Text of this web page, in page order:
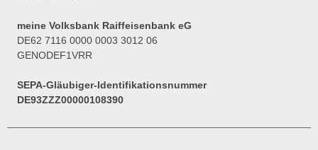
meine Volksbank Raiffeisenbank eG
DE62 7116 0000 0003 3012 06
GENODEF1VRR
SEPA-Gläubiger-Identifikationsnummer
DE93ZZZ00000108390